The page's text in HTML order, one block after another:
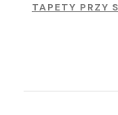
TAPETY PRZY